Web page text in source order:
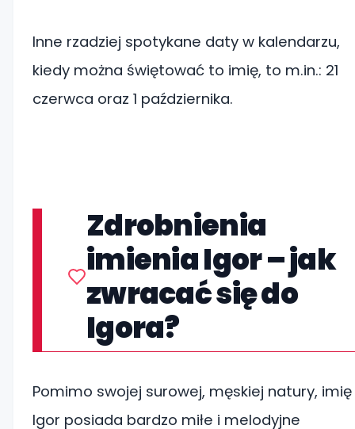
Inne rzadziej spotykane daty w kalendarzu,
kiedy można świętować to imię, to m.in.: 21
czerwca oraz 1 października.
Zdrobnienia
imienia Igor – jak
zwracać się do
Igora?
Pomimo swojej surowej, męskiej natury, imię
Igor posiada bardzo miłe i melodyjne